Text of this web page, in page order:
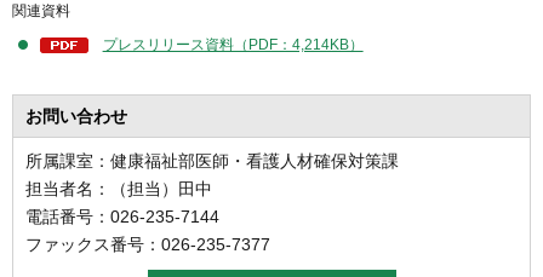
関連資料
プレスリリース資料（PDF：4,214KB）
お問い合わせ
所属課室：健康福祉部医師・看護人材確保対策課
担当者名：（担当）田中
電話番号：026-235-7144
ファックス番号：026-235-7377